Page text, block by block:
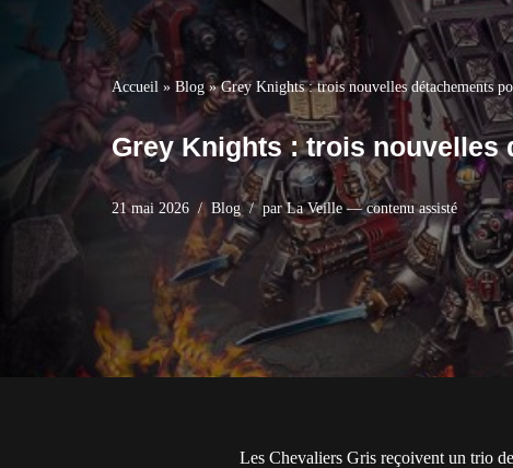
Accueil » Blog »Grey Knights : trois nouvelles détachements
Grey Knights : trois nouvelles
21 mai 2026 Blog parLa Veille — contenu assisté
Les Chevaliers Gris reçoivent un trio